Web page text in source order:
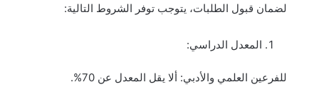
لضمان قبول الطلبات، يتوجب توفر الشروط التالية:
المعدل الدراسي:
للفرعين العلمي والأدبي: ألا يقل المعدل عن 70%.